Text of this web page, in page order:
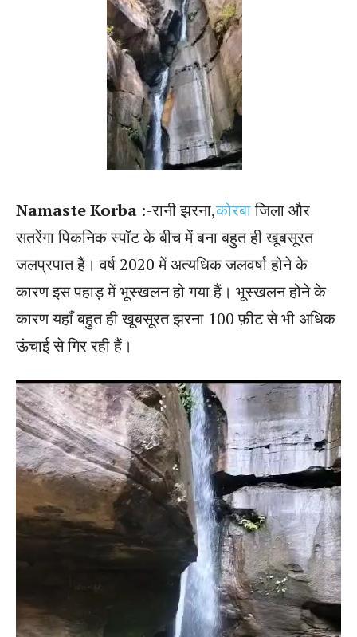
Namaste Korba :-रानी झरना,कोरबाजिला और
सतरेंगा पिकनिक स्पॉट के बीच में बना बहुत ही खूबसूरत
जलप्रपात हैं। वर्ष 2020 में अत्यधिक जलवर्षा होने के
कारण इस पहाड़ में भूस्खलन हो गया हैं। भूस्खलन होने के
कारण यहाँ बहुत ही खूबसूरत झरना 100 फ़ीट से भी अधिक
ऊंचाई से गिर रही हैं।
V
i
d
e
y